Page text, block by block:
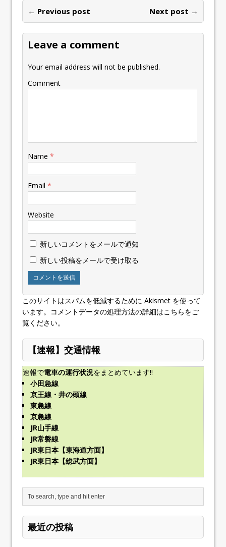
← Previous post Next post →
Leave a comment
Your email address will not be published.
Comment
Name *
Email *
Website
新しいコメントをメールで通知
新しい投稿をメールで受け取る
このサイトはスパムを低減するために Akismet を使って
います。
コメントデータの処理方法の詳細はこちらをご
覧ください。
【速報】交通情報
速報で電車の運行状況をまとめています!!
小田急線
京王線・井の頭線
東急線
京急線
JR山手線
JR常磐線
JR東日本【東海道方面】
JR東日本【総武方面】
最近の投稿